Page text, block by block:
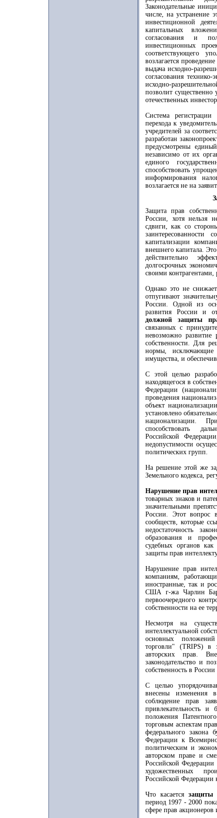
Законодательные
числе, на устранение
инвестиционной
капитальных
согласования и
инвестиционных
соответствующего
возлагается
выдача исходно-
согласования
исходно-
позволит существенно
отечественных
Система
перехода к
учредителей за
разработан
предусмотрены
независимо от их
единого
способствовать
информирования
возлагается не на
Защита прав
России, хотя нельзя
сдвиги, как со
капитализации
внешнего капитала.
действительно
долгосрочных
своими контрагентами,
Однако это не
отпугивают
России. Одной из
развития России и
должной защиты
связанных с
невозможно
собственности. Для
нормы, исключающие
имущества, и
С этой целью
находящегося в
Федерации
проведения
объект
установлено
национализации.
способствовать
Российской
недопустимости
политических групп.
На решение этой же
Земельного кодекса,
Нарушение прав
товарных знаков и
значительными
России. Этот вопрос
сообществ, которые
недостаточность
образования и
судебных органов
защиты прав
Нарушение прав
компаниям,
иностранные, так и
США г-жа Чарлин
первоочередного
собственности на ее
Несмотря на
интеллектуальной
основных положений
торговли" (TRIPS) в
авторских прав.
законодательство и
собственность в
С целью
внесены изменения
соблюдение прав
привлекательность и
положения
торговым аспектам
федерального
Федерации к
политическим и
авторском праве и
Российской
художественных
Российской Федерации
Что касается защиты
период 1997 - 2000
сфере прав